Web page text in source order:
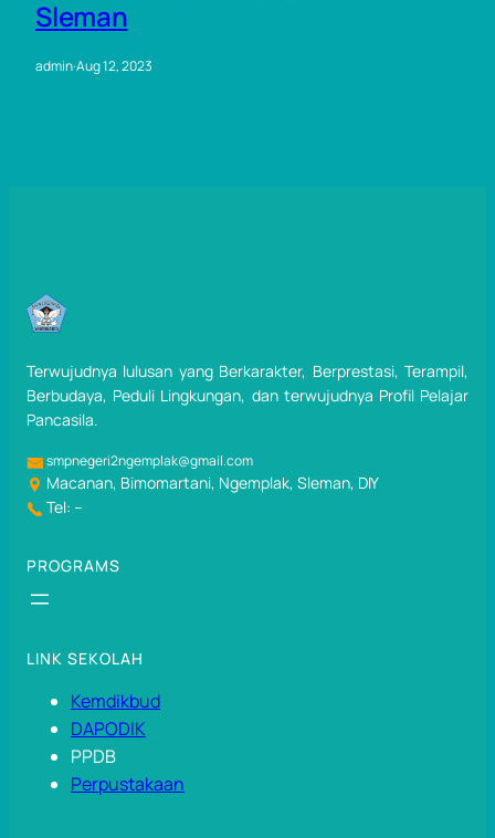
Sleman
admin·Aug 12, 2023
Terwujudnya lulusan yang Berkarakter, Berprestasi, Terampil,
Berbudaya, Peduli Lingkungan, dan terwujudnya Profil Pelajar
Pancasila.
smpnegeri2ngemplak@gmail.com
Macanan, Bimomartani, Ngemplak, Sleman, DIY
Tel: –
PROGRAMS
LINK SEKOLAH
Kemdikbud
DAPODIK
PPDB
Perpustakaan